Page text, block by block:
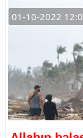
01-10-2022